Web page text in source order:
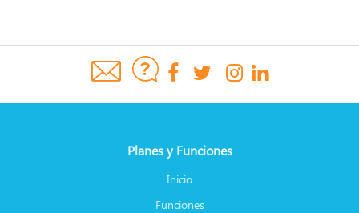
Planes y Funciones
Inicio
Funciones